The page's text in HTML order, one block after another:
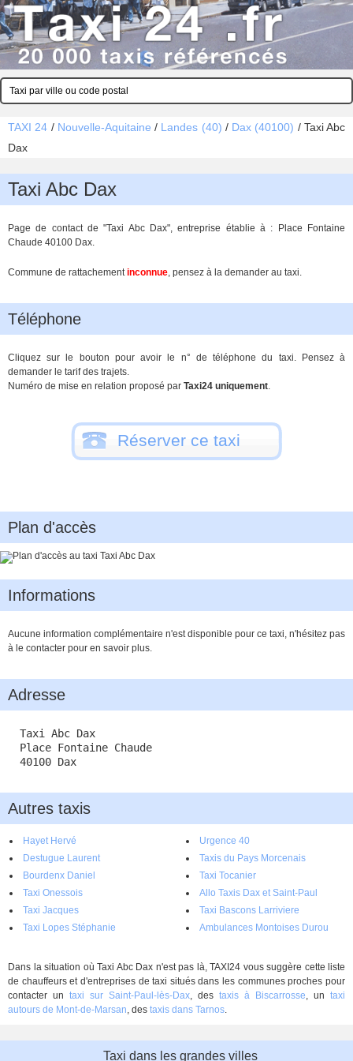
TAXI 24 / Nouvelle-Aquitaine / Landes (40) / Dax (40100) / Taxi Abc
Dax
Taxi Abc Dax
Page de contact de "Taxi Abc Dax", entreprise établie à : Place Fontaine
Chaude 40100 Dax.
Commune de rattachementinconnue, pensez à la demander au taxi.
Téléphone
Cliquez sur le bouton pour avoir le n° de téléphone du taxi. Pensez à
demander le tarif des trajets.
Numéro de mise en relation proposé par Taxi24 uniquement.
Réserver ce taxi
Plan d'accès
Informations
Aucune information complémentaire n'est disponible pour ce taxi, n'hésitez pas
à le contacter pour en savoir plus.
Adresse
Taxi Abc Dax
Place Fontaine Chaude
40100 Dax
Autres taxis
Hayet Hervé
Urgence 40
Destugue Laurent
Taxis du Pays Morcenais
Bourdenx Daniel
Taxi Tocanier
Taxi Onessois
Allo Taxis Dax et Saint-Paul
Taxi Jacques
Taxi Bascons Larriviere
Taxi Lopes Stéphanie
Ambulances Montoises Durou
Dans la situation où Taxi Abc Dax n'est pas là, TAXI24 vous suggère cette liste
de chauffeurs et d'entreprises de taxi situés dans les communes proches pour
contacter un taxi sur Saint-Paul-lès-Dax, des taxis à Biscarrosse, un taxi
autours de Mont-de-Marsan, des taxis dans Tarnos.
Taxi dans les grandes villes